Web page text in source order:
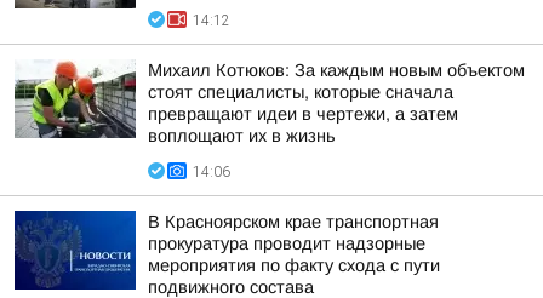
14:12
Михаил Котюков: За каждым новым объектом
стоят специалисты, которые сначала
превращают идеи в чертежи, а затем
воплощают их в жизнь
14:06
В Красноярском крае транспортная
прокуратура проводит надзорные
мероприятия по факту схода с пути
подвижного состава